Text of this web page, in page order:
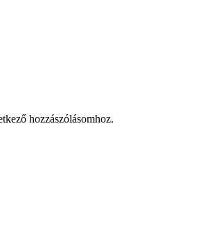
hozzászólásomhoz.